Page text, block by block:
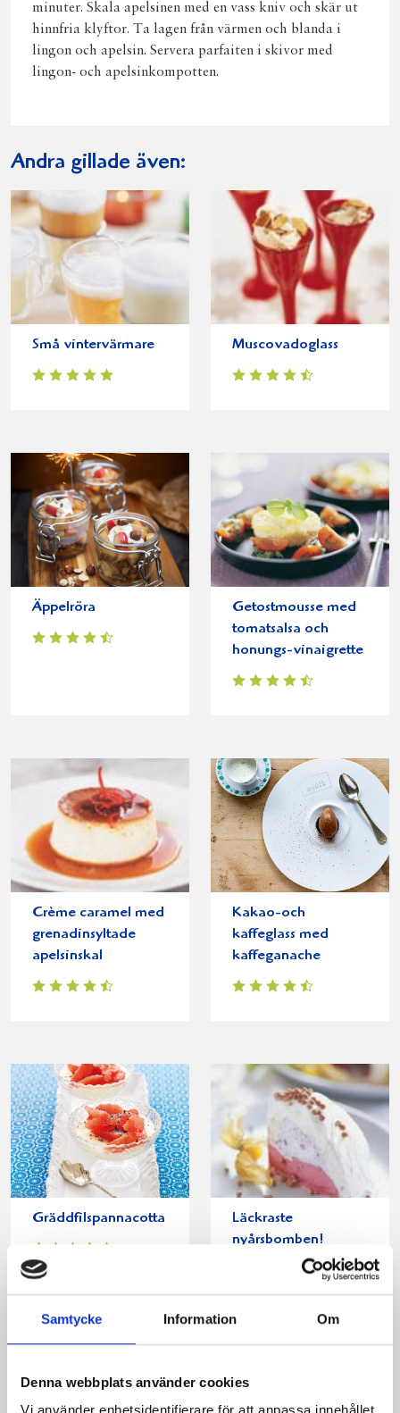
Samtycke Information Om
Denna webbplats använder cookies
minuter. Skala apelsinen med en vass kniv och skär ut
hinnfria klyftor. Ta lagen från värmen och blanda i
lingon och apelsin. Servera parfaiten i skivor med
lingon- och apelsinkompotten.
Andra gillade även:
Små vintervärmare Muscovadoglass
Äppelröra
Getostmousse med
tomatsalsa och
honungs-vinaigrette
Crème caramel med
grenadinsyltade
apelsinskal
Kakao-och
kaffeglass med
kaffeganache
Gräddfilspannacotta
Läckraste
nyårsbomben!
Produkter i receptet: